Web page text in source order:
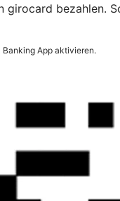
bezahlen.
App aktivieren.